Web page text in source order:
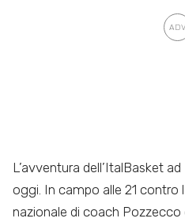
L’avventura dell’ItalBasket
oggi. In campo alle 21 contro
nazionale di coach Pozzecco